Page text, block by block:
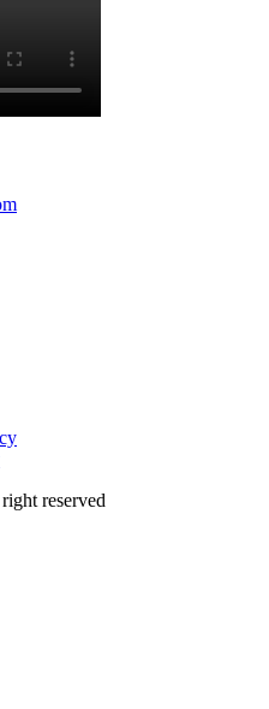
reserved